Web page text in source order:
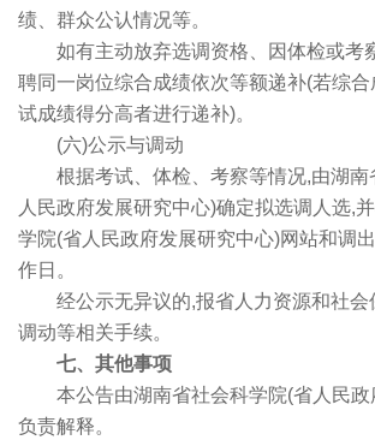
绩、群众公认情况等。
如有主动放弃选调资格、因体检或考
聘同一岗位综合成绩依次等额递补(若综
试成绩得分高者进行递补)。
(六)公示与调动
根据考试、体检、考察等情况,由湖
人民政府发展研究中心)确定拟选调人选,
学院(省人民政府发展研究中心)网站和调
作日。
经公示无异议的,报省人力资源和社会
调动等相关手续。
七、其他事项
本公告由湖南省社会科学院(省人民
负责解释。